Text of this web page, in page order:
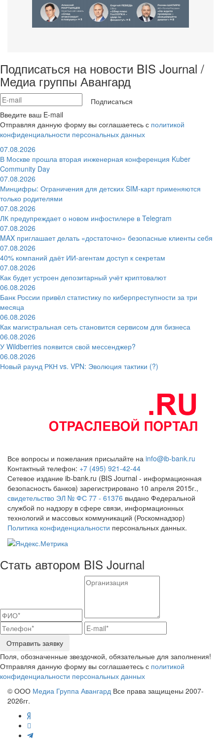
Подписаться на новости BIS Journal /
Медиа группы Авангард
Подписаться
Введите ваш E-mail
Отправляя данную форму вы соглашаетесь с политикой
конфиденциальности персональных данных
07.08.2026
В Москве прошла вторая инженерная конференция Kuber
Community Day
07.08.2026
Минцифры: Ограничения для детских SIM-карт применяются
только родителями
07.08.2026
ЛК предупреждает о новом инфостилере в Telegram
07.08.2026
MAX приглашает делать «достаточно» безопасные клиенты себя
07.08.2026
40% компаний даёт ИИ‑агентам доступ к секретам
07.08.2026
Как будет устроен депозитарный учёт криптовалют
06.08.2026
Банк России привёл статистику по киберпреступности за три
месяца
06.08.2026
Как магистральная сеть становится сервисом для бизнеса
06.08.2026
У Wildberries появится свой мессенджер?
06.08.2026
Новый раунд РКН vs. VPN: Эволюция тактики (?)
Все вопросы и пожелания присылайте на info@ib-bank.ru
Контактный телефон: +7 (495) 921-42-44
Сетевое издание ib-bank.ru (BIS Journal - информационная
безопасность банков) зарегистрировано 10 апреля 2015г.,
свидетельство ЭЛ № ФС 77 - 61376 выдано Федеральной
службой по надзору в сфере связи, информационных
технологий и массовых коммуникаций (Роскомнадзор)
Политика конфиденциальности персональных данных.
Стать автором BIS Journal
Отправить заявку
Поля, обозначенные звездочкой, обязательные для заполнения!
Отправляя данную форму вы соглашаетесь с политикой
конфиденциальности персональных данных
© ООО Медиа Группа Авангард Все права защищены 2007-
2026гг.